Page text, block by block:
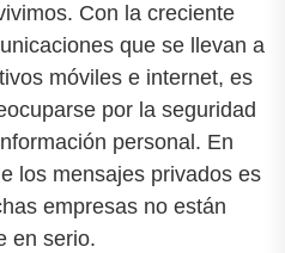
Con la creciente
que se llevan a
móviles e internet, es
por la seguridad
personal. En
los mensajes privados es
empresas no están
en serio.